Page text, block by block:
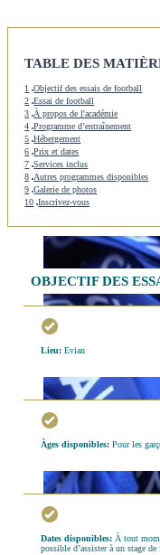
TABLE DES
1 Objectif des essais de football
2 Essai de football
3 À propos de l'académie
4 Programme d’entraînement
5 Hébergement
6 Prix et dates
7 Services inclus
8 Autres programmes disponibles
9 Galerie de photos
10 Inscrivez-vous
OBJECTIF DES
Lieu:Evian
Àges disponibles:Pour les
Dates disponibles:À tout
possible d’assister à un stage de